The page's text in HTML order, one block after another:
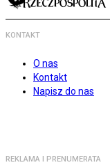
KONTAKT
O nas
Kontakt
Napisz do nas
REKLAMA I PRENUMERATA